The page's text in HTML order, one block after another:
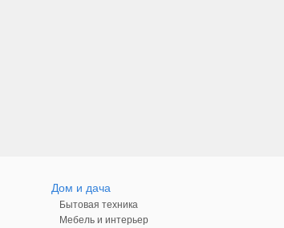
Дом и дача
Бытовая техника
Мебель и интерьер